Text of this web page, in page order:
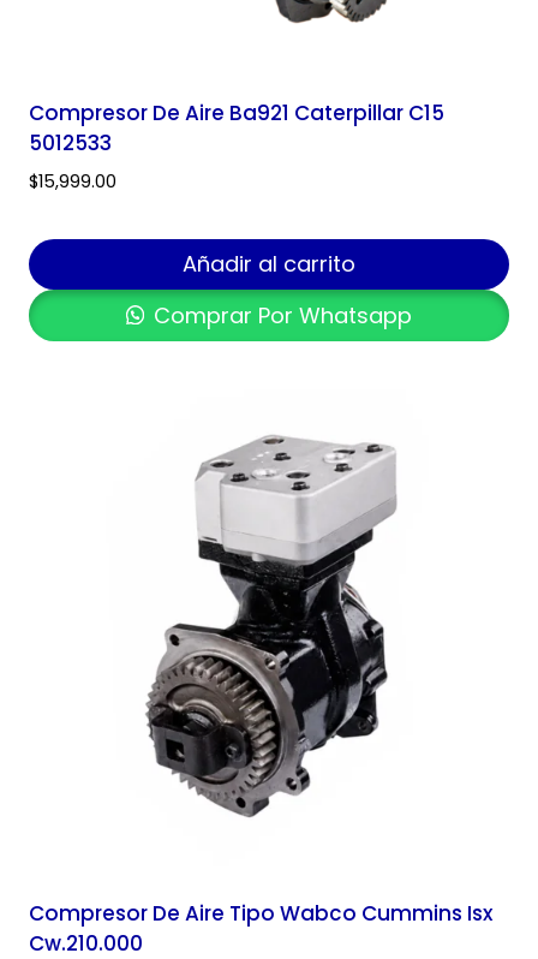
Compresor De Aire Ba921 Caterpillar C15
5012533
$15,999.00
Añadir al carrito
Comprar Por Whatsapp
Compresor De Aire Tipo Wabco Cummins Isx
Cw.210.000